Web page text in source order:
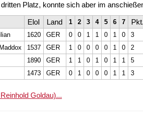
Platz, konnte sich aber im
EloI Land 1 2 3 4 5 6 7 Pkt.
1620 GER 0 0 1 1 0 1 0 3
1537 GER 1 0 0 0 0 1 0 2
1890 GER 1 1 0 1 0 1 1 5
1473 GER 0 1 0 0 0 1 1 3
Goldau)...